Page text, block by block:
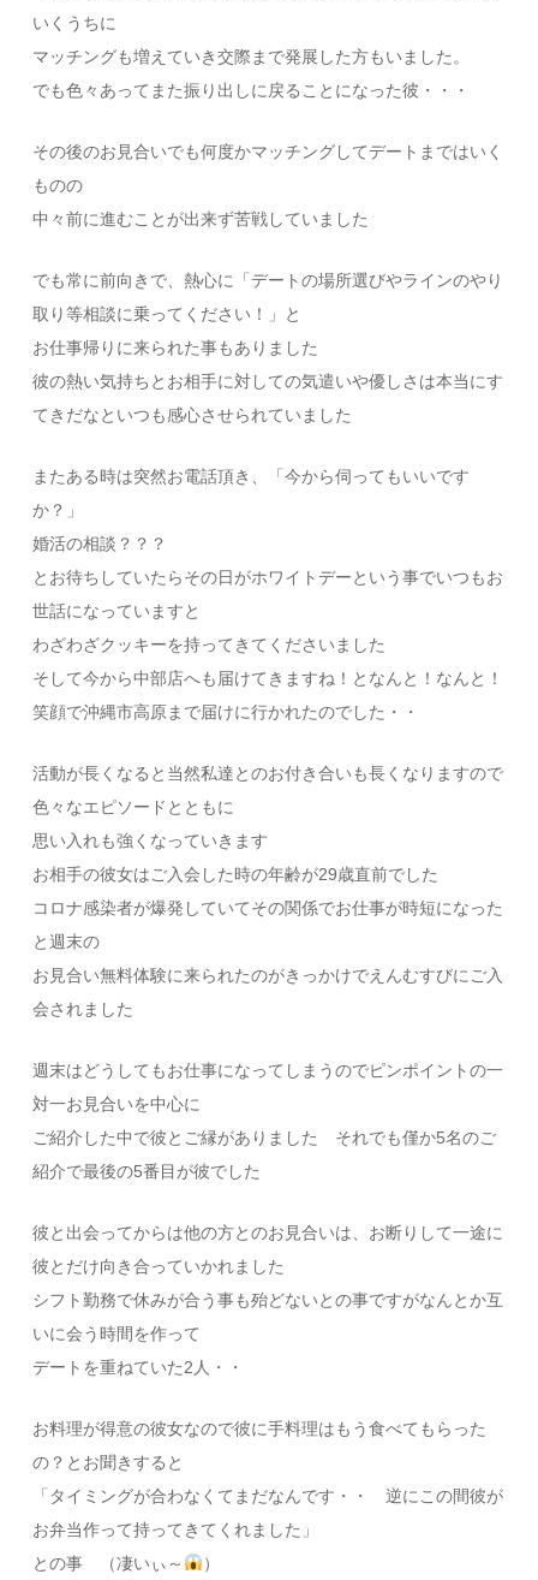
いくうちに
マッチングも増えていき交際まで発展した方もいました。
でも色々あってまた振り出しに戻ることになった彼・・・
その後のお見合いでも何度かマッチングしてデートまではいく
ものの
中々前に進むことが出来ず苦戦していました
でも常に前向きで、熱心に「デートの場所選びやラインのやり
取り等相談に乗ってください！」と
お仕事帰りに来られた事もありました
彼の熱い気持ちとお相手に対しての気遣いや優しさは本当にす
てきだなといつも感心させられていました
またある時は突然お電話頂き、「今から伺ってもいいです
か？」
婚活の相談？？？
とお待ちしていたらその日がホワイトデーという事でいつもお
世話になっていますと
わざわざクッキーを持ってきてくださいました
そして今から中部店へも届けてきますね！となんと！なんと！
笑顔で沖縄市高原まで届けに行かれたのでした・・
活動が長くなると当然私達とのお付き合いも長くなりますので
色々なエピソードとともに
思い入れも強くなっていきます
お相手の彼女はご入会した時の年齢が29歳直前でした
コロナ感染者が爆発していてその関係でお仕事が時短になった
と週末の
お見合い無料体験に来られたのがきっかけでえんむすびにご入
会されました
週末はどうしてもお仕事になってしまうのでピンポイントの一
対一お見合いを中心に
ご紹介した中で彼とご縁がありました それでも僅か5名のご
紹介で最後の5番目が彼でした
彼と出会ってからは他の方とのお見合いは、お断りして一途に
彼とだけ向き合っていかれました
シフト勤務で休みが合う事も殆どないとの事ですがなんとか互
いに会う時間を作って
デートを重ねていた2人・・
お料理が得意の彼女なので彼に手料理はもう食べてもらった
の？とお聞きすると
「タイミングが合わなくてまだなんです・・ 逆にこの間彼が
お弁当作って持ってきてくれました」
との事 （凄いぃ～
）